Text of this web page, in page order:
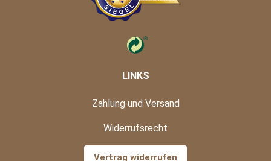
LINKS
Zahlung und Versand
Widerrufsrecht
Vertrag widerrufen